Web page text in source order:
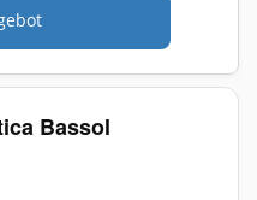
Bassol